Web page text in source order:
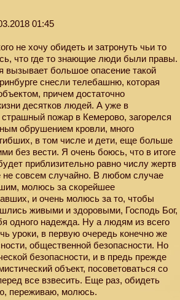
01:45
не хочу обидеть и затронуть чьи то
что где то знающие люди были правы.
вызывает большое опасение такой
снесли телебашню, которая
причем достаточно
десятков людей. А уже в
пожар в Кемерово, загорелся
обрушением кровли, много
в том числе и дети, еще больше
без вести. Я очень боюсь, что в итоге
приблизительно равно числу жертв
совсем случайно. В любом случае
молюсь за скорейшее
и очень молюсь за то, чтобы
живыми и здоровыми, Господь Бог,
одного надежда. Ну а людям из всего
уроки, в первую очередь конечно же
общественной безопасности. Но
безопасности, и в предь прежде
объект, посоветоваться со
все взвесить. Еще раз, обидеть
переживаю, молюсь.